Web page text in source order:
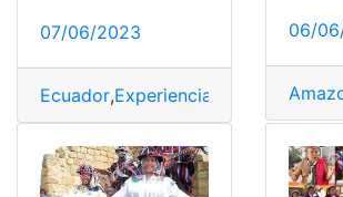
07/06/2023
Ecuador,Experiencia
06/